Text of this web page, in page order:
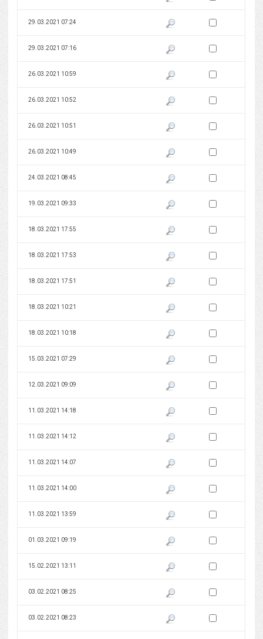
29.03.2021 07:24 Pokaż podgląd wersji z dnia
Zaznacz wersję do
29.03.2021 07:16 Pokaż podgląd wersji z dnia
Zaznacz wersję do
26.03.2021 10:59 Pokaż podgląd wersji z dnia
Zaznacz wersję do
26.03.2021 10:52 Pokaż podgląd wersji z dnia
Zaznacz wersję do
26.03.2021 10:51 Pokaż podgląd wersji z dnia
Zaznacz wersję do
26.03.2021 10:49 Pokaż podgląd wersji z dnia
Zaznacz wersję do
24.03.2021 08:45 Pokaż podgląd wersji z dnia
Zaznacz wersję do
19.03.2021 09:33 Pokaż podgląd wersji z dnia
Zaznacz wersję do
18.03.2021 17:55 Pokaż podgląd wersji z dnia
Zaznacz wersję do
18.03.2021 17:53 Pokaż podgląd wersji z dnia
Zaznacz wersję do
18.03.2021 17:51 Pokaż podgląd wersji z dnia
Zaznacz wersję do
18.03.2021 10:21 Pokaż podgląd wersji z dnia
Zaznacz wersję do
18.03.2021 10:18 Pokaż podgląd wersji z dnia
Zaznacz wersję do
15.03.2021 07:29 Pokaż podgląd wersji z dnia
Zaznacz wersję do
12.03.2021 09:09 Pokaż podgląd wersji z dnia
Zaznacz wersję do
11.03.2021 14:18 Pokaż podgląd wersji z dnia
Zaznacz wersję do
11.03.2021 14:12 Pokaż podgląd wersji z dnia
Zaznacz wersję do
11.03.2021 14:07 Pokaż podgląd wersji z dnia
Zaznacz wersję do
11.03.2021 14:00 Pokaż podgląd wersji z dnia
Zaznacz wersję do
11.03.2021 13:59 Pokaż podgląd wersji z dnia
Zaznacz wersję do
01.03.2021 09:19 Pokaż podgląd wersji z dnia
Zaznacz wersję do
15.02.2021 13:11 Pokaż podgląd wersji z dnia
Zaznacz wersję do
03.02.2021 08:25 Pokaż podgląd wersji z dnia
Zaznacz wersję do
03.02.2021 08:23 Pokaż podgląd wersji z dnia
Zaznacz wersję do